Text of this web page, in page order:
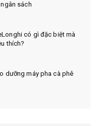
sách
có gì đặc biệt mà
thích?
dưỡng máy pha cà phê